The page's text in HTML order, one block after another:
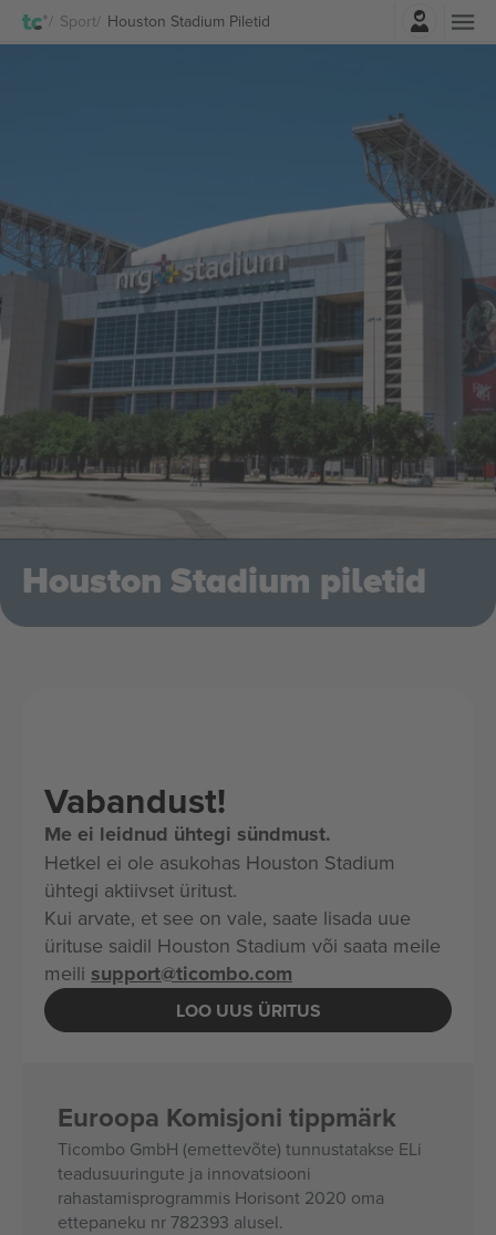
Sport Houston Stadium Piletid
Houston Stadium piletid
Vabandust!
Me ei leidnud ühtegi sündmust.
Hetkel ei ole asukohas Houston Stadium
ühtegi aktiivset üritust.
Kui arvate, et see on vale, saate lisada uue
ürituse saidil Houston Stadium või saata meile
meili support@ticombo.com
LOO UUS ÜRITUS
Euroopa Komisjoni tippmärk
Ticombo GmbH (emettevõte) tunnustatakse ELi
teadusuuringute ja innovatsiooni
rahastamisprogrammis Horisont 2020 oma
ettepaneku nr 782393 alusel.